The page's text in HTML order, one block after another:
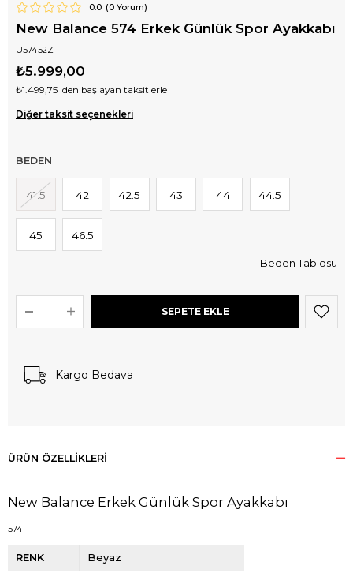
0.0 (0Yorum)
New Balance 574 Erkek Günlük Spor Ayakkabı
U57452Z
₺5.999,00
₺1.499,75 'den başlayan taksitlerle
Diğer taksit seçenekleri
BEDEN
41.5 42 42.5 43 44 44.5
45 46.5
Beden Tablosu
Kargo Bedava
ÜRÜN ÖZELLIKLERI
New Balance Erkek Günlük Spor Ayakkabı
574
RENK Beyaz